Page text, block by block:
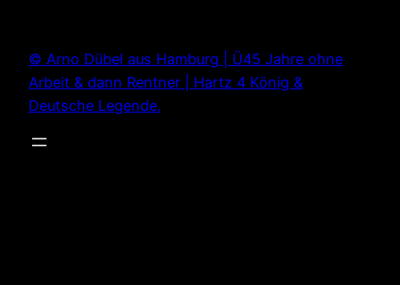
springen
© Arno Dübel aus Hamburg | Ü45 Jahre ohne
Arbeit & dann Rentner | Hartz 4 König &
Deutsche Legende.